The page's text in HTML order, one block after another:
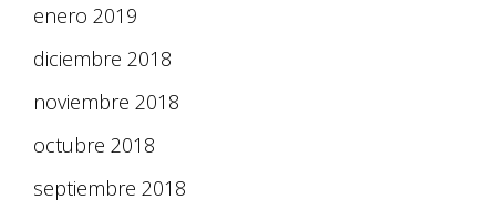
enero 2019
diciembre 2018
noviembre 2018
octubre 2018
septiembre 2018